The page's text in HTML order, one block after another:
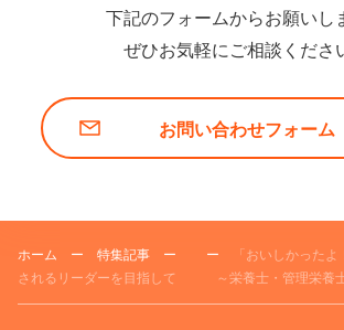
下記のフォームからお願いし
ぜひお気軽にご相談くださ
お問い合わせフォーム
ホーム ー 特集記事 ー ー
「おいしかった
されるリーダーを目指して ～栄養士・管理栄養士